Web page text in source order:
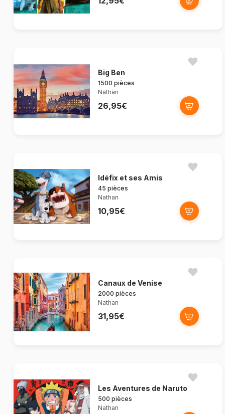
Big Ben
1500 pièces
Nathan
26,95€
Idéfix et ses Amis
45 pièces
Nathan
10,95€
Canaux de Venise
2000 pièces
Nathan
31,95€
Les Aventures de Naruto
500 pièces
Nathan